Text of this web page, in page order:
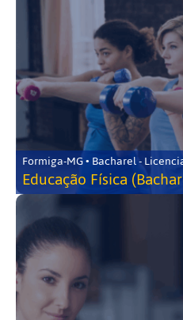
Formiga-MG • Bacharel -
Educação Física